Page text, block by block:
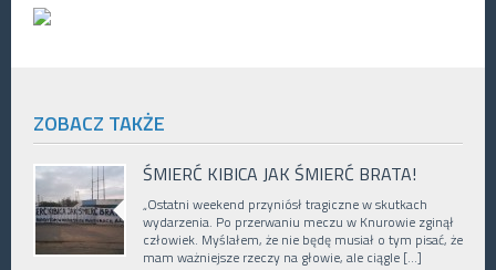
ZOBACZ TAKŻE
ŚMIERĆ KIBICA JAK ŚMIERĆ BRATA!
„Ostatni weekend przyniósł tragiczne w skutkach
wydarzenia. Po przerwaniu meczu w Knurowie zginął
człowiek. Myślałem, że nie będę musiał o tym pisać, że
mam ważniejsze rzeczy na głowie, ale ciągle […]